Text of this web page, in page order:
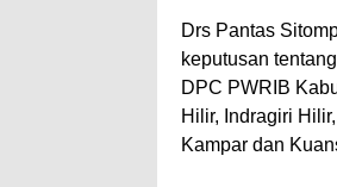
Drs Pantas
keputusan
DPC PWRIB
Hilir, Indragiri
Kampar dan